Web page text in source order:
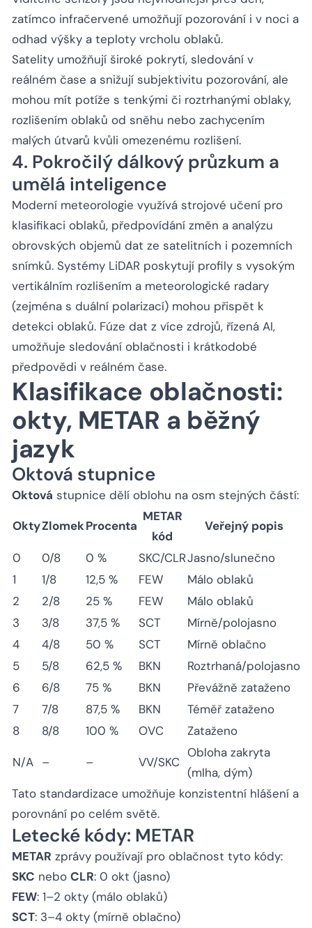
zatímco infračervené umožňují pozorování i v noci a
odhad výšky a teploty vrcholu oblaků.
Satelity umožňují široké pokrytí, sledování v
reálném čase a snižují subjektivitu pozorování, ale
mohou mít potíže s tenkými či roztrhanými oblaky,
rozlišením oblaků od sněhu nebo zachycením
malých útvarů kvůli omezenému rozlišení.
4. Pokročilý dálkový průzkum a
umělá inteligence
Moderní meteorologie využívá strojové učení pro
klasifikaci oblaků, předpovídání změn a analýzu
obrovských objemů dat ze satelitních i pozemních
snímků. Systémy LiDAR poskytují profily s vysokým
vertikálním rozlišením a meteorologické radary
(zejména s duální polarizací) mohou přispět k
detekci oblaků. Fúze dat z více zdrojů, řízená AI,
umožňuje sledování oblačnosti i krátkodobé
předpovědi v reálném čase.
Klasifikace oblačnosti:
okty, METAR a běžný
jazyk
Oktová stupnice
Oktová stupnice dělí oblohu na osm stejných částí:
OktyZlomekProcenta
METAR
kód
Veřejný popis
0 0/8 0 % SKC/CLRJasno/slunečno
1
1/8 12,5 % FEW
Málo oblaků
2
2/8 25 % FEW
Málo oblaků
3
3/8 37,5 % SCT
Mírně/polojasno
4
4/8 50 % SCT
Mírně oblačno
5
5/8 62,5 % BKN
Roztrhaná/polojasno
6
6/8 75 % BKN
Převážně zataženo
7
7/8 87,5 % BKN
Téměř zataženo
8
8/8 100 % OVC Zataženo
N/A – – VV/SKC
Obloha zakryta
(mlha, dým)
Tato standardizace umožňuje konzistentní hlášení a
porovnání po celém světě.
Letecké kódy: METAR
METAR zprávy používají pro oblačnost tyto kódy:
SKC nebo CLR: 0 okt (jasno)
FEW: 1–2 okty (málo oblaků)
SCT: 3–4 okty (mírně oblačno)